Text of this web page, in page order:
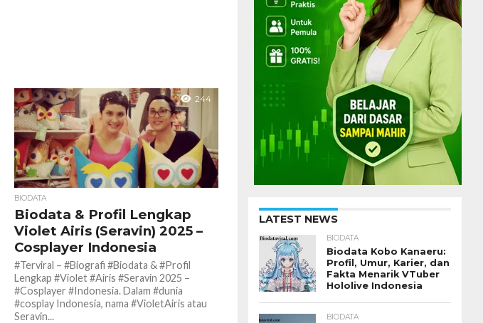
244
BIODATA
Biodata & Profil Lengkap
Violet Airis (Seravin) 2025 –
Cosplayer Indonesia
#Terviral – #Biografi #Biodata & #Profil
Lengkap #Violet #Airis #Seravin 2025 –
#Cosplayer #Indonesia. Dalam #dunia
#cosplay Indonesia, nama #VioletAiris atau
Seravin...
LATEST NEWS
BIODATA
Biodata Kobo Kanaeru:
Profil, Umur, Karier, dan
Fakta Menarik VTuber
Hololive Indonesia
BIODATA